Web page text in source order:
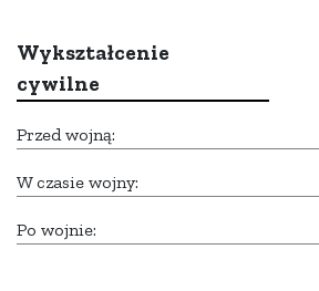
Wykształcenie
cywilne
Przed wojną:
W czasie wojny:
Po wojnie: